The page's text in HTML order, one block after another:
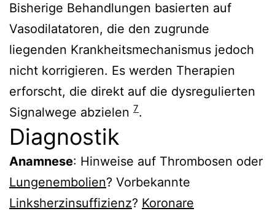
Bisherige Behandlungen basierten auf
Vasodilatatoren, die den zugrunde
liegenden Krankheitsmechanismus jedoch
nicht korrigieren. Es werden Therapien
erforscht, die direkt auf die dysregulierten
Signalwege abzielen 7.
Diagnostik
Anamnese: Hinweise auf Thrombosen oder
Lungenembolien? Vorbekannte
Linksherzinsuffizienz? Koronare